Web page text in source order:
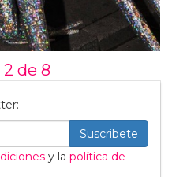
de 8
Suscribete
y la política de